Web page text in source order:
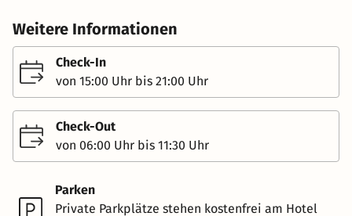
Weitere Informationen
Check-In
von 15:00 Uhr bis 21:00 Uhr
Check-Out
von 06:00 Uhr bis 11:30 Uhr
Parken
Private Parkplätze stehen kostenfrei am Hotel